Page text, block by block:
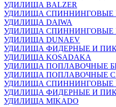
УДИЛИЩА BALZER
УДИЛИЩА СПИННИНГОВЫЕ
УДИЛИЩА DAIWA
УДИЛИЩА СПИННИНГОВЫЕ
УДИЛИЩА DUNAEV
УДИЛИЩА ФИДЕРНЫЕ И
УДИЛИЩА KOSADAKA
УДИЛИЩА ПОПЛАВОЧНЫЕ
УДИЛИЩА ПОПЛАВОЧНЫЕ С
УДИЛИЩА СПИННИНГОВЫЕ
УДИЛИЩА ФИДЕРНЫЕ И
УДИЛИЩА MIKADO